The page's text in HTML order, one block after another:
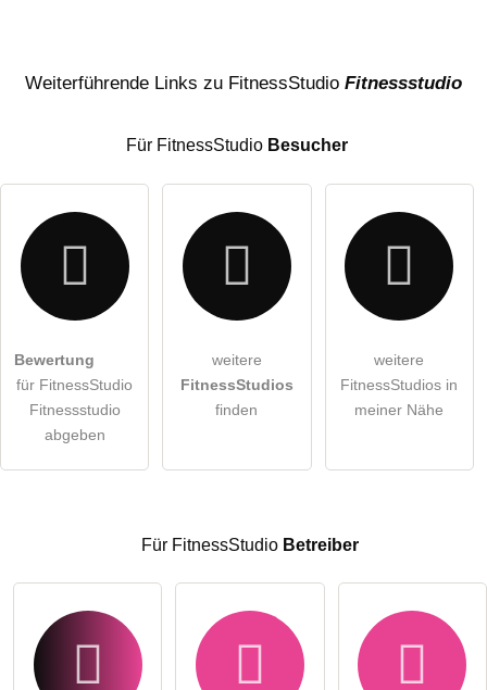
E-Mail-Adresse (wird nicht veröffentlicht)
Hiermit akzeptiere ich dieAGB
DieDatenschutzerklärung habe ich zur Kenntnis genommen.
Besucher sichtbar
Weiterführende Links zu FitnessStudio Fitnessstudio
Für FitnessStudio Besucher
Bewertung
für FitnessStudio
Fitnessstudio
abgeben
weitere
FitnessStudios
finden
weitere
FitnessStudios in
meiner Nähe
Für FitnessStudio Betreiber